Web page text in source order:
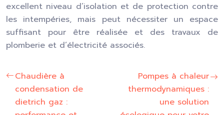
excellent niveau d’isolation et de protection contre
les intempéries, mais peut nécessiter un espace
suffisant pour être réalisée et des travaux de
plomberie et d’électricité associés.
Chaudière à
condensation de
dietrich gaz :
Pompes à chaleur
thermodynamiques :
une solution